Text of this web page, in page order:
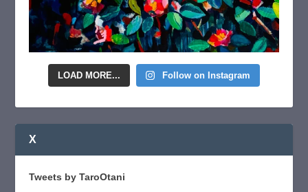
LOAD MORE... Follow on Instagram
X
Tweets by TaroOtani